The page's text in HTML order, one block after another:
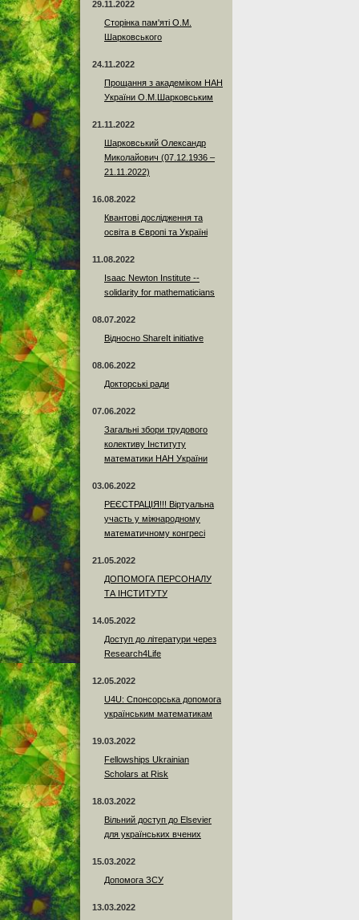
29.11.2022
Сторінка пам'яті О.М.
Шарковського
24.11.2022
Прощання з академіком НАН
України О.М.Шарковським
21.11.2022
Шарковський Олександр
Миколайович (07.12.1936 –
21.11.2022)
16.08.2022
Квантові дослідження та
освіта в Європі та Україні
11.08.2022
Isaac Newton Institute --
solidarity for mathematicians
08.07.2022
Відносно ShareIt initiative
08.06.2022
Докторські ради
07.06.2022
Загальні збори трудового
колективу Інституту
математики НАН України
03.06.2022
РЕЄСТРАЦІЯ!!! Віртуальна
участь у міжнародному
математичному конгресі
21.05.2022
ДОПОМОГА ПЕРСОНАЛУ
ТА ІНСТИТУТУ
14.05.2022
Доступ до літератури через
Research4Life
12.05.2022
U4U: Спонсорська допомога
українським математикам
19.03.2022
Fellowships Ukrainian
Scholars at Risk
18.03.2022
Вільний доступ до Elsevier
для українських вчених
15.03.2022
Допомога ЗСУ
13.03.2022